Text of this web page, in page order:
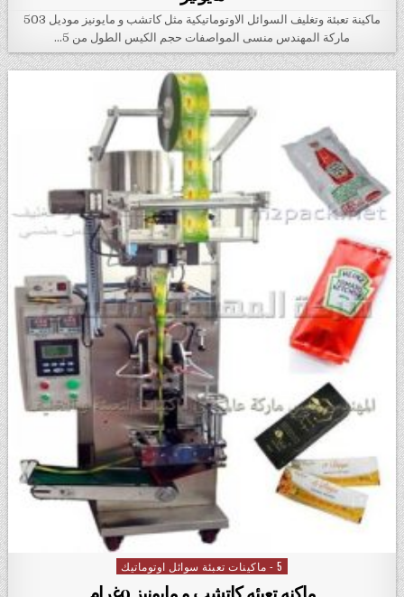
ماكينة تعبئة وتغليف السوائل الاوتوماتيكية مثل كاتشب و مايونيز موديل 503
ماركة المهندس منسى المواصفات حجم الكيس الطول من 5…
Posted in
5 - ماكينات تعبئة سوائل اوتوماتيك